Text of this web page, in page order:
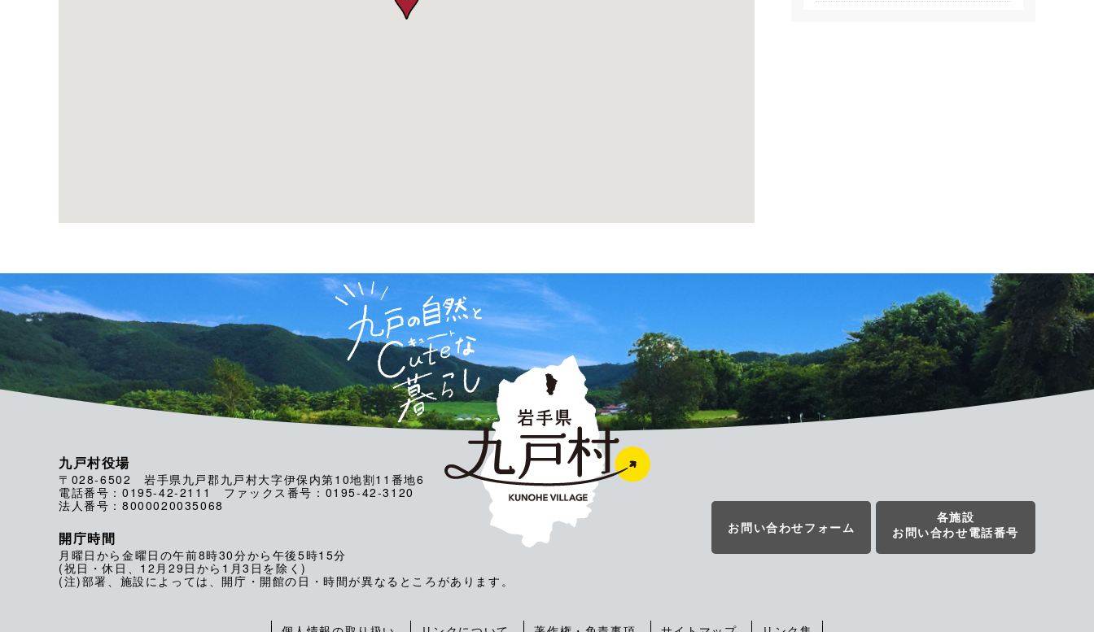
九戸村役場
〒028-6502 岩手県九戸郡九戸村大字伊保内第10地割11番地6
電話番号：0195-42-2111 ファックス番号：0195-42-3120
法人番号：8000020035068
開庁時間
月曜日から金曜日の午前8時30分から午後5時15分
(祝日・休日、12月29日から1月3日を除く)
(注)部署、施設によっては、開庁・開館の日・時間が異なるところがあります。
お問い合わせフォーム
各施設
お問い合わせ電話番号